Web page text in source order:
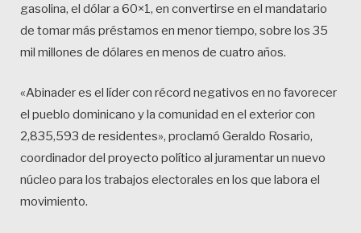
gasolina, el dólar a 60×1, en convertirse en el mandatario
de tomar más préstamos en menor tiempo, sobre los 35
mil millones de dólares en menos de cuatro años.
«Abinader es el líder con récord negativos en no favorecer
el pueblo dominicano y la comunidad en el exterior con
2,835,593 de residentes», proclamó Geraldo Rosario,
coordinador del proyecto político al juramentar un nuevo
núcleo para los trabajos electorales en los que labora el
movimiento.